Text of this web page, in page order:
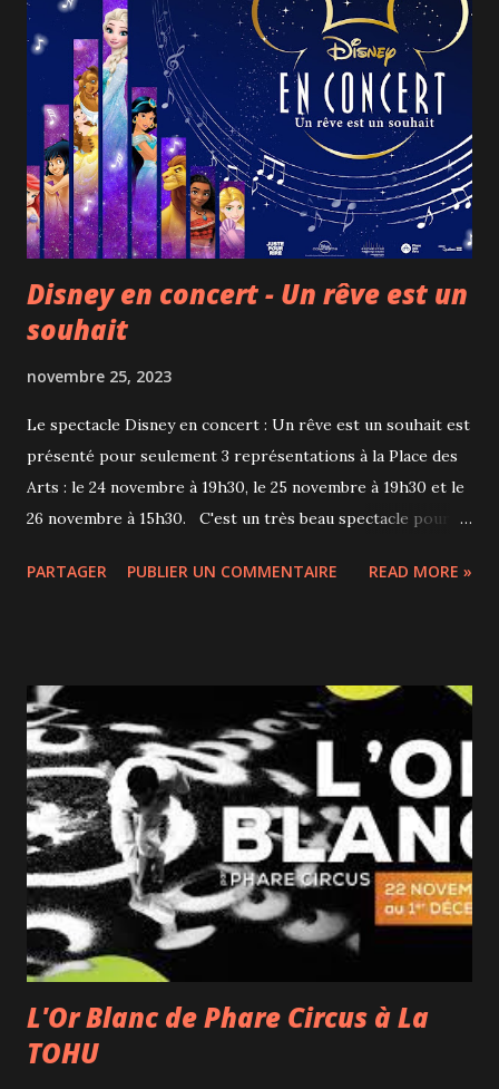
déguster dernièrement des ramens au Kinton Ramen de
l'Avenue Mont-Royal ouvert en mars 2023 et nous sommes
régalés. Certains bouillons mijotent plus de 18 heures et
les saveurs sont bien au rendez-vous! En parlant de
saveurs, il y en a pour tous les goûts avec des bouillons
plus ou moins corsés, original (au sel de mer), shoyu (sauce
soja), miso (pâte de soja) ou épicé (piment). On choisit
également sa protéine - porc, bœuf, poulet, ...
Disney en concert - Un rêve est un
souhait
novembre 25, 2023
Le spectacle Disney en concert : Un rêve est un souhait est
présenté pour seulement 3 représentations à la Place des
Arts : le 24 novembre à 19h30, le 25 novembre à 19h30 et le
26 novembre à 15h30. C'est un très beau spectacle pour
enfants à la musique classique ou même tous ceux qui
accompagnés de 4 chanteurs (Véronique Claveau et Sarah-
Maude Desgagné en robes de princesses, Marc-André
Fortin et Philippe Touzel) et des extraits de dessins animés
sont projetés, souvent avec une petite mise en contexte. La
mise en scène, plutôt sobre, est signée Joël Legendre.
Ce ciné-concert revisite en version symphonique des films
de Disney comme Aladin, La Petite sirène, Cars, Le Roi Lion,
La Belle et la Bête... et bien sûr La Reine des Neiges avec...
PARTAGER PUBLIER UN COMMENTAIRE READ MORE »
L'Or Blanc de Phare Circus à La
TOHU